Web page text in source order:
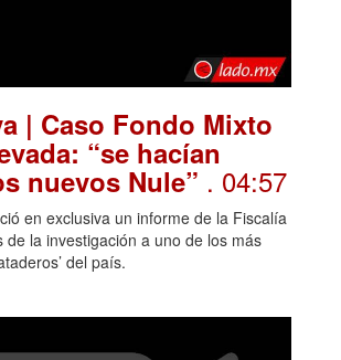
| Caso Fondo Mixto
“se hacían
nuevos Nule” . 04:57
en exclusiva un informe de la Fiscalía
de la investigación a uno de los más
del país.